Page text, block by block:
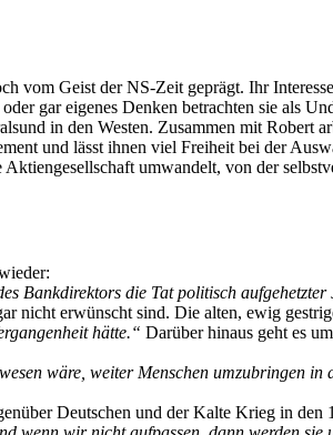
vom Geist der NS-Zeit geprägt. Ihr
gar eigenes Denken betrachten sie als
in den Westen. Zusammen mit Robert
und lässt ihnen viel Freiheit bei der
umwandelt, von der
Bankdirektors die Tat politisch
nicht erwünscht sind. Die alten, ewig
hätte.“ Darüber hinaus geht es
wäre, weiter Menschen umzubringen
Deutschen und der Kalte Krieg in den